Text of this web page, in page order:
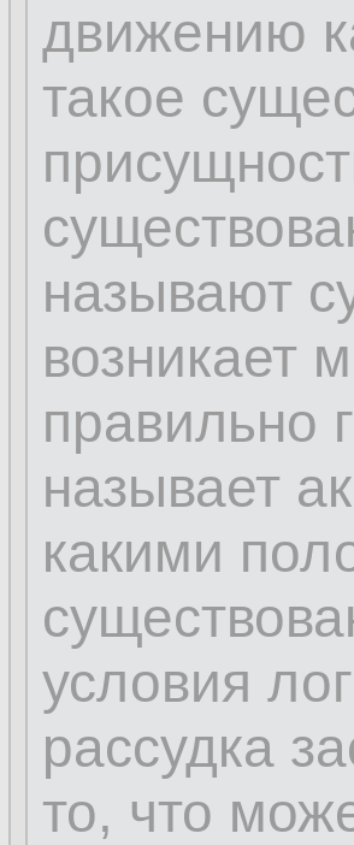
движению
такое
называют
возникает
правильно
называет
какими
условия
рассудка
то, что